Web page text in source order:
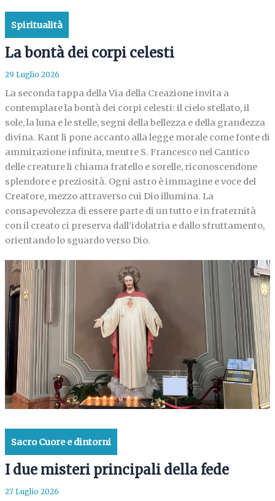
Spiritualità
La bontà dei corpi celesti
29 Luglio 2026
La seconda tappa della Via della Creazione invita a
contemplare la bontà dei corpi celesti: il cielo stellato, il
sole, la luna e le stelle, segni della bellezza e della grandezza
divina. Kant li pone accanto alla legge morale come fonte di
ammirazione infinita, mentre S. Francesco nel Cantico
delle creature li chiama fratello e sorelle, riconoscendone
splendore e preziosità. Ogni astro è immagine e voce del
Creatore, mezzo attraverso cui Dio illumina. La
consapevolezza di essere parte di un tutto e in fraternità
con il creato ci preserva dall’idolatria e dallo sfruttamento,
orientando lo sguardo verso Dio.
Sacro Cuore e dintorni
I due misteri principali della fede
27 Luglio 2026